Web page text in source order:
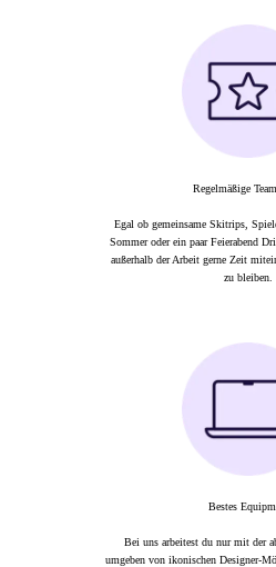
Regelmäßige
Egal ob gemeinsame Skitrips,
Sommer oder ein paar Feierabend
außerhalb der Arbeit gerne Zeit
zu bleiben.
Bestes
Bei uns arbeitest du nur mit der
umgeben von ikonischen Designer-